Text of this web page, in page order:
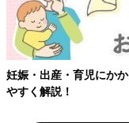
妊娠・出産・育児にか
やすく解説！